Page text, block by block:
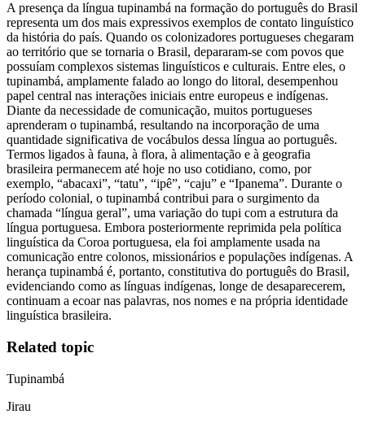
A presença da língua tupinambá na formação do português do Brasil
representa um dos mais expressivos exemplos de contato linguístico
da história do país. Quando os colonizadores portugueses chegaram
ao território que se tornaria o Brasil, depararam-se com povos que
possuíam complexos sistemas linguísticos e culturais. Entre eles, o
tupinambá, amplamente falado ao longo do litoral, desempenhou
papel central nas interações iniciais entre europeus e indígenas.
Diante da necessidade de comunicação, muitos portugueses
aprenderam o tupinambá, resultando na incorporação de uma
quantidade significativa de vocábulos dessa língua ao português.
Termos ligados à fauna, à flora, à alimentação e à geografia
brasileira permanecem até hoje no uso cotidiano, como, por
exemplo, “abacaxi”, “tatu”, “ipê”, “caju” e “Ipanema”. Durante o
período colonial, o tupinambá contribui para o surgimento da
chamada “língua geral”, uma variação do tupi com a estrutura da
língua portuguesa. Embora posteriormente reprimida pela política
linguística da Coroa portuguesa, ela foi amplamente usada na
comunicação entre colonos, missionários e populações indígenas. A
herança tupinambá é, portanto, constitutiva do português do Brasil,
evidenciando como as línguas indígenas, longe de desaparecerem,
continuam a ecoar nas palavras, nos nomes e na própria identidade
linguística brasileira.
Related topic
Tupinambá
Jirau